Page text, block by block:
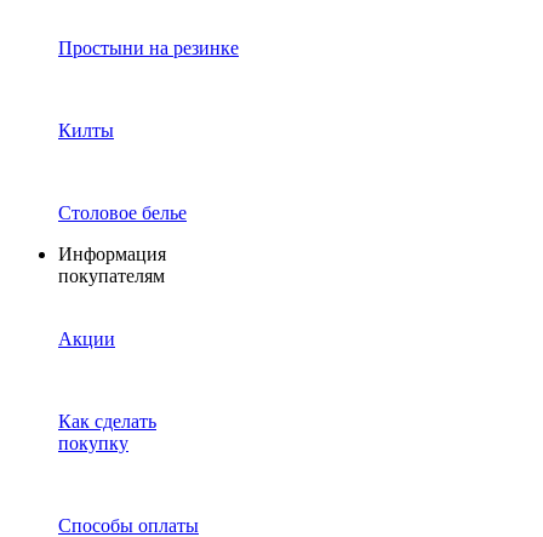
Простыни на резинке
Килты
Столовое белье
Информация
покупателям
Акции
Как сделать
покупку
Способы оплаты